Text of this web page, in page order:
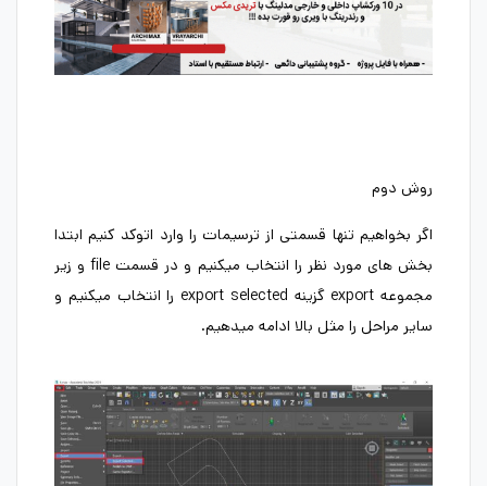
روش دوم
اگر بخواهیم تنها قسمتی از ترسیمات را وارد اتوکد کنیم ابتدا
بخش های مورد نظر را انتخاب میکنیم و در قسمت file و زیر
مجموعه export گزینه export selected را انتخاب میکنیم و
سایر مراحل را مثل بالا ادامه میدهیم.